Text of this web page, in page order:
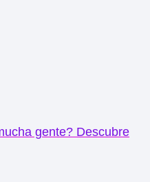
gente? Descubre